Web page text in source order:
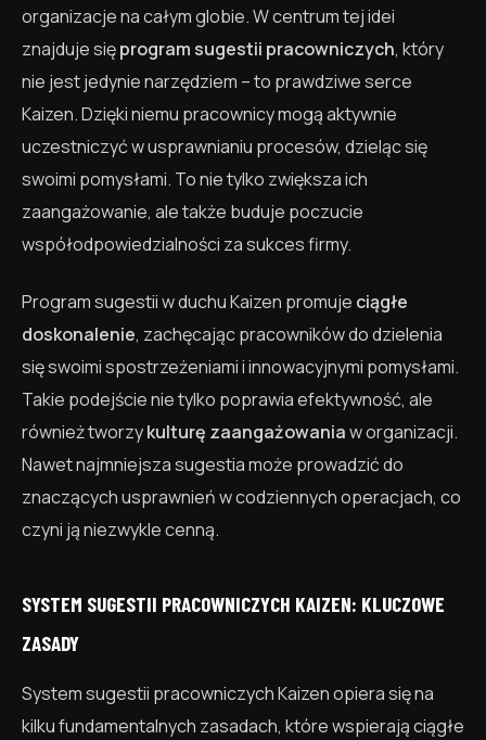
organizacje na całym globie. W centrum tej idei
znajduje sięprogram sugestii pracowniczych, który
nie jest jedynie narzędziem – to prawdziwe serce
Kaizen. Dzięki niemu pracownicy mogą aktywnie
uczestniczyć w usprawnianiu procesów, dzieląc się
swoimi pomysłami. To nie tylko zwiększa ich
zaangażowanie, ale także buduje poczucie
współodpowiedzialności za sukces firmy.
Program sugestii w duchu Kaizen promuje ciągłe
doskonalenie, zachęcając pracowników do dzielenia
się swoimi spostrzeżeniami i innowacyjnymi pomysłami.
Takie podejście nie tylko poprawia efektywność, ale
również tworzykulturę zaangażowaniaw organizacji.
Nawet najmniejsza sugestia może prowadzić do
znaczących usprawnień w codziennych operacjach, co
czyni ją niezwykle cenną.
SYSTEM SUGESTII PRACOWNICZYCH KAIZEN: KLUCZOWE
ZASADY
System sugestii pracowniczych Kaizen opiera się na
kilku fundamentalnych zasadach, które wspierają ciągłe